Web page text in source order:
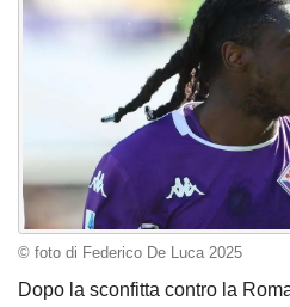
© foto di Federico De Luca 2025
Dopo la sconfitta contro la